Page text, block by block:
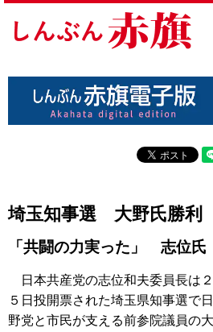
埼玉知事選 大野氏勝利
「共闘の力実った」 志位氏
日本共産党の志位和夫委員長は
５日投開票された埼玉県知事選で
野党と市民が支える前参院議員の